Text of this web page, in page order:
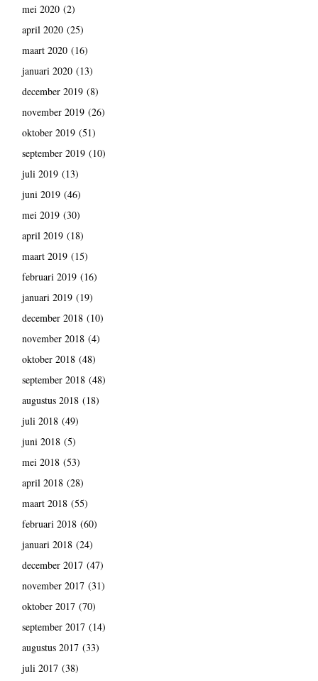
mei 2020(2)
april 2020(25)
maart 2020(16)
januari 2020(13)
december 2019(8)
november 2019(26)
oktober 2019(51)
september 2019(10)
juli 2019(13)
juni 2019(46)
mei 2019(30)
april 2019(18)
maart 2019(15)
februari 2019(16)
januari 2019(19)
december 2018(10)
november 2018(4)
oktober 2018(48)
september 2018(48)
augustus 2018(18)
juli 2018(49)
juni 2018(5)
mei 2018(53)
april 2018(28)
maart 2018(55)
februari 2018(60)
januari 2018(24)
december 2017(47)
november 2017(31)
oktober 2017(70)
september 2017(14)
augustus 2017(33)
juli 2017(38)